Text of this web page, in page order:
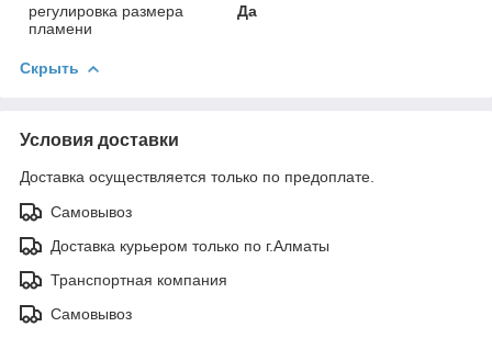
регулировка размера
пламени
Да
Скрыть
Условия доставки
Доставка осуществляется только по предоплате.
Самовывоз
Доставка курьером только по г.Алматы
Транспортная компания
Самовывоз